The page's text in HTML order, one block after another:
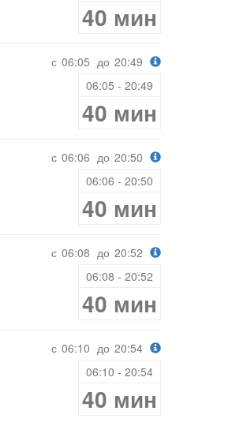
40 мин
с 06:05 до 20:49
06:05 - 20:49
40 мин
с 06:06 до 20:50
06:06 - 20:50
40 мин
с 06:08 до 20:52
06:08 - 20:52
40 мин
с 06:10 до 20:54
06:10 - 20:54
40 мин